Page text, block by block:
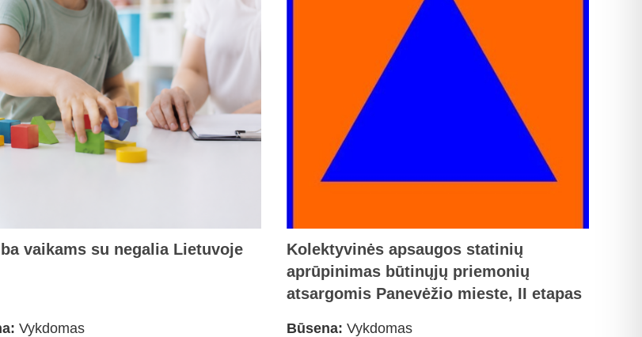
vaikams su negalia Lietuvoje
Vykdomas
Kolektyvinės apsaugos statinių
aprūpinimas būtinųjų priemonių
atsargomis Panevėžio mieste, II etapas
Būsena: Vykdomas